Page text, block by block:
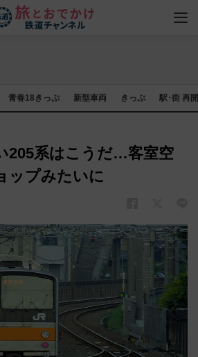
青春18きっぷ 新型車両 きっぷ 駅･街 再
205系はこうだ…客室空
ップみたいに